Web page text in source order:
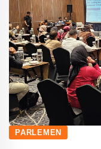
PARLEMEN